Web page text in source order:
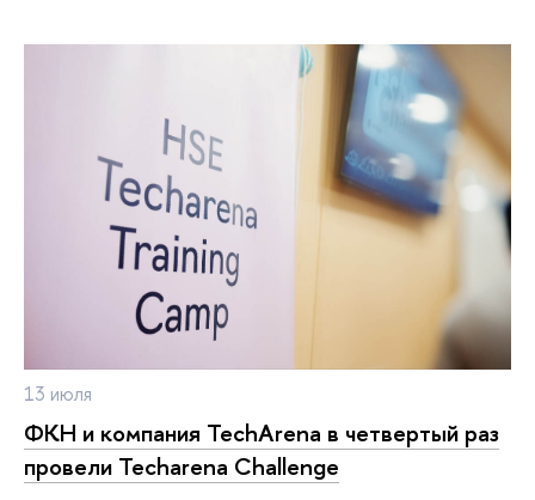
13 июля
ФКН и компания TechArena в четвертый раз
провели Techarena Challenge